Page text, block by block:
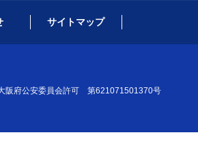
サイトマップ
阪府公安委員会許可 第621071501370号